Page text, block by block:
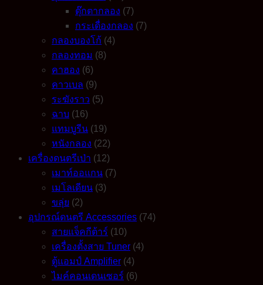
ตุ๊กตากลอง (7)
กระเดื่องกลอง (7)
กลองบองโก้ (4)
กลองทอม (8)
คาฮอง (6)
คาวเบล (9)
ระฆังราว (5)
ฉาบ (16)
แทมบูรีน (19)
หนังกลอง (22)
เครื่องดนตรีเป่า (12)
เมาท์ออแกน (7)
เมโลเดียน (3)
ขลุ่ย (2)
อุปกรณ์ดนตรี Accessories (74)
สายแจ็คกีต้าร์ (10)
เครื่องตั้งสาย Tuner (4)
ตู้แอมป์ Amplifier (4)
ไมค์คอนเดนเซอร์ (6)